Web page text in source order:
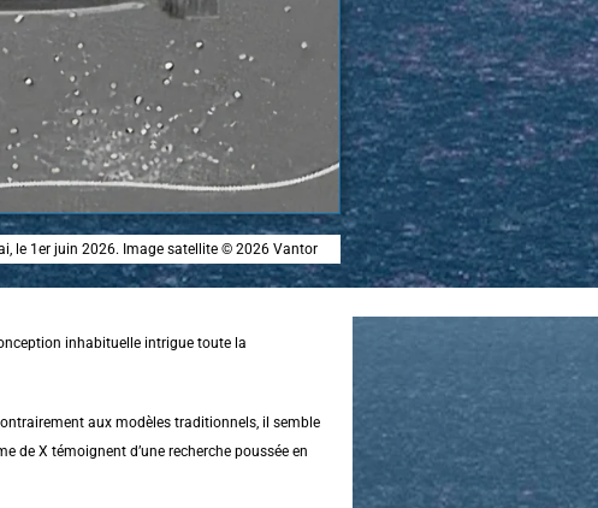
le 1er juin 2026. Image satellite © 2026 Vantor
inhabituelle intrigue toute la
aux modèles traditionnels, il semble
de X témoignent d’une recherche poussée en